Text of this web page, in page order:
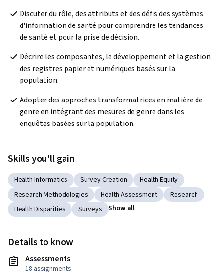
Discuter du rôle, des attributs et des défis des systèmes
d'information de santé pour comprendre les tendances
de santé et pour la prise de décision.
Décrire les composantes, le développement et la gestion
des registres papier et numériques basés sur la
population.
Adopter des approches transformatrices en matière de
genre en intégrant des mesures de genre dans les
enquêtes basées sur la population.
Skills you'll gain
Health Informatics Survey Creation
Health Equity
Research Methodologies
Health Assessment
Research
Health Disparities
Surveys Show all
Details to know
Assessments
18 assignments